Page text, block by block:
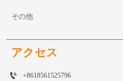
その他
アクセス
 +8618561525796